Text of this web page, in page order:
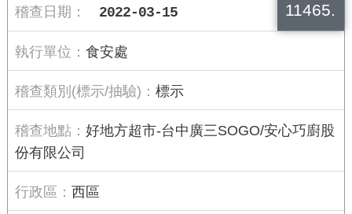
11465.
2022-03-15
食安處
標示
好地方超市-台中廣三SOGO/安心巧廚股
份有限公司
西區